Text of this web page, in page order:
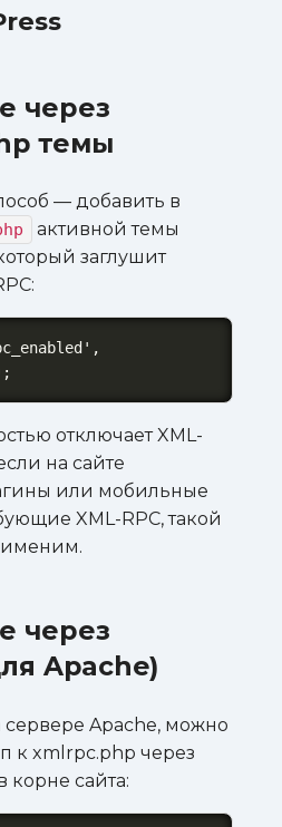
через
темы
— добавить в
активной темы
заглушит
отключает XML-
на сайте
или мобильные
XML-RPC, такой
через
Apache)
сервере Apache, можно
к xmlrpc.php через
корне сайта: